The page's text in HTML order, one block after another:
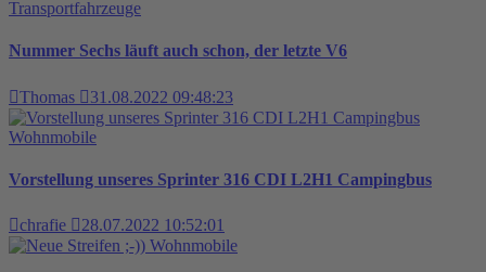
Transportfahrzeuge
Nummer Sechs läuft auch schon, der letzte V6
Thomas 31.08.2022 09:48:23
Wohnmobile
Vorstellung unseres Sprinter 316 CDI L2H1 Campingbus
chrafie
28.07.2022 10:52:01
Wohnmobile